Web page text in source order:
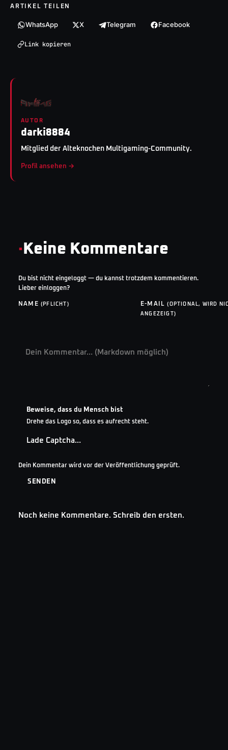
ARTIKEL TEILEN
WhatsApp X Telegram Facebook
Link kopieren
AUTOR
darki8884
Mitglied der Alteknochen Multigaming-Community.
Profil ansehen →
· Keine Kommentare
Du bist nicht eingeloggt — du kannst trotzdem kommentieren.
Lieber einloggen?
NAME (PFLICHT) E-MAIL(OPTIONAL, WIRD
ANGEZEIGT)
Beweise, dass du Mensch bist
Drehe das Logo so, dass es aufrecht steht.
Lade Captcha…
Dein Kommentar wird vor der Veröffentlichung geprüft.
SENDEN
Noch keine Kommentare. Schreib den ersten.